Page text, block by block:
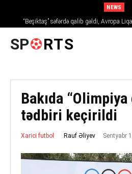
NEWS
“Beşiktaş” səfərdə qalib gəldi, Avropa
SP RTS
Bakıda “Olimpiya
tədbiri keçirildi
Xarici futbol Rauf Əliyev Sentyabr